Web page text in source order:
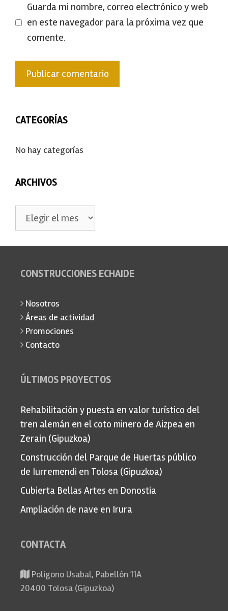
Guarda mi nombre, correo electrónico y web
en este navegador para la próxima vez que
comente.
CATEGORÍAS
No hay categorías
ARCHIVOS
Archivos
CONSTRUCCIONES ECHAIDE
Nosotros
Áreas de actividad
Promociones
Contacto
ÚLTIMOS PROYECTOS
Rehabilitación y puesta en valor turístico del
tren alemán en el coto minero de Aizpea en
Zerain (Gipuzkoa)
Construcción del Parque de Huertas público
de Iurremendi en Tolosa (Gipuzkoa)
Cubierta Bellas Artes en Donostia
Ampliación de nave en Irura
CONTACTA
Poligono Usabal, Pabellón 11A
20400 Tolosa (Gipuzkoa)